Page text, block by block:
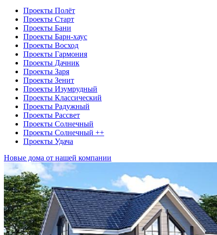
Проекты Полёт
Проекты Старт
Проекты Бани
Проекты Барн-хаус
Проекты Восход
Проекты Гармония
Проекты Дачник
Проекты Заря
Проекты Зенит
Проекты Изумрудный
Проекты Классический
Проекты Радужный
Проекты Рассвет
Проекты Солнечный
Проекты Солнечный ++
Проекты Удача
Новые дома от нашей компании